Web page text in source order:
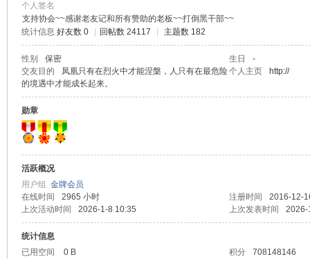
个人签名
支持协会~~感谢老友记和所有赞助的老板~~打倒黑干部~~
统计信息 好友数 0 回帖数 24117 主题数 182
性别 保密 生日
-
交友目的
凤凰只有在烈火中才能涅槃，人只有在最危险
的境遇中才能成长起来。
个人主页 http://
勋章
活跃概况
用户组 金牌会员
在线时间
2965 小时 注册时间
2016-12-
上次活动时间
2026-1-8 10:35 上次发表时间 2026-
统计信息
已用空间
0 B 积分
708148146